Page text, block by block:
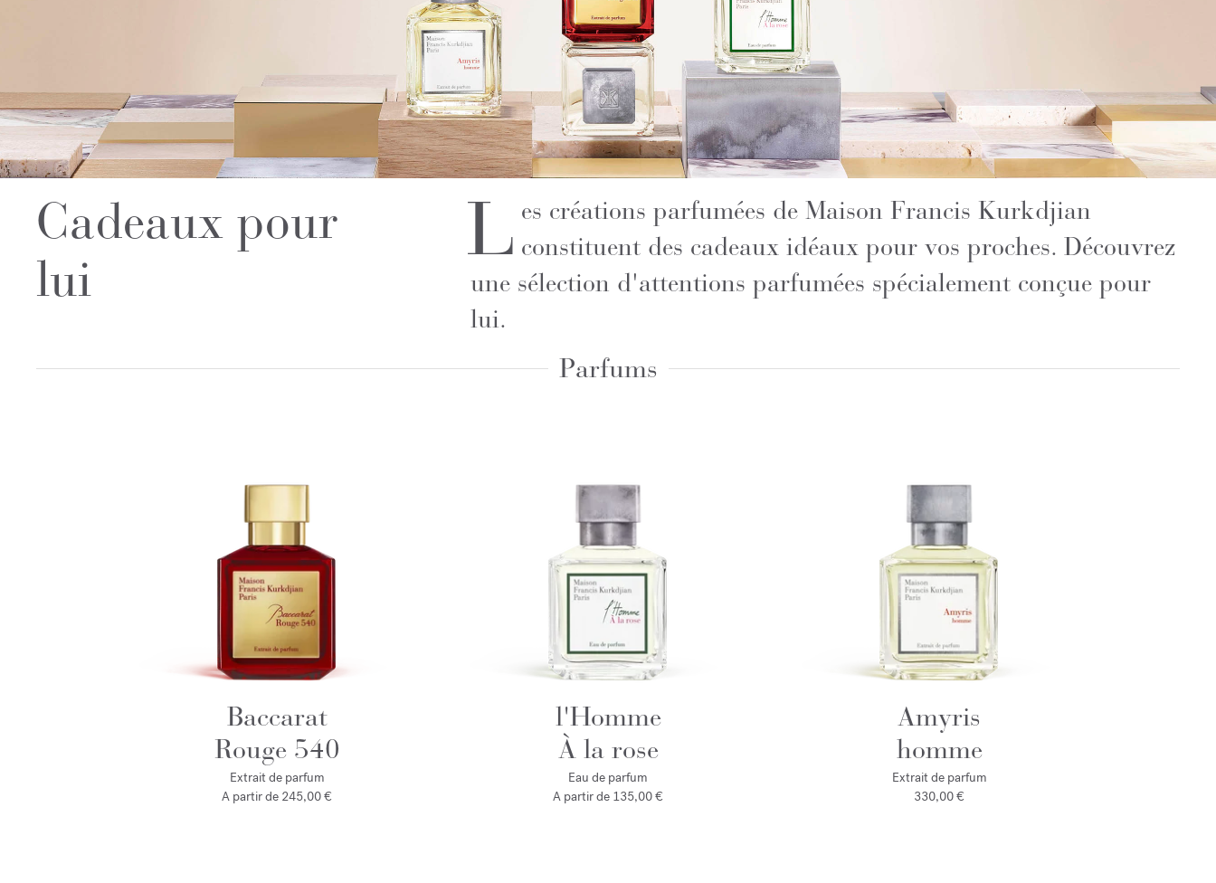
Cadeaux pour
lui
L es créations parfumées de Maison Francis Kurkdjian
constituent des cadeaux idéaux pour vos proches. Découvrez
une sélection d'attentions parfumées spécialement conçue pour
lui.
Parfums
Baccarat
Rouge 540
Extrait de parfum
A partir de 245,00 €
l'Homme
À la rose
Eau de parfum
A partir de 135,00 €
Amyris
homme
Extrait de parfum
330,00 €